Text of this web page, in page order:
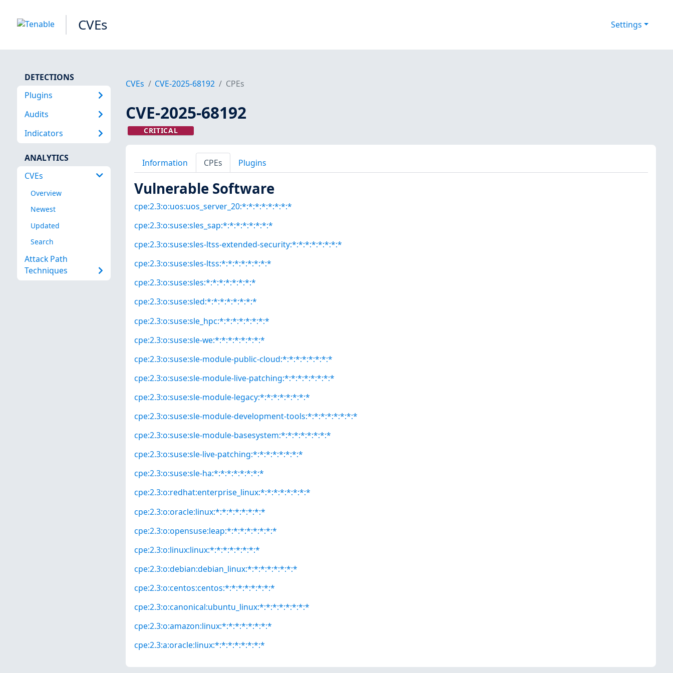
CVEs Settings
DETECTIONS
Plugins
Audits
Indicators
ANALYTICS
CVEs
Overview
Newest
Updated
Search
Attack Path
Techniques
CVEs CVE-2025-68192 CPEs
CVE-2025-68192
CRITICAL
Information CPEs Plugins
Vulnerable Software
cpe:2.3:o:uos:uos_server_20:*:*:*:*:*:*:*:*
cpe:2.3:o:suse:sles_sap:*:*:*:*:*:*:*:*
cpe:2.3:o:suse:sles-ltss-extended-security:*:*:*:*:*:*:*:*
cpe:2.3:o:suse:sles-ltss:*:*:*:*:*:*:*:*
cpe:2.3:o:suse:sles:*:*:*:*:*:*:*:*
cpe:2.3:o:suse:sled:*:*:*:*:*:*:*:*
cpe:2.3:o:suse:sle_hpc:*:*:*:*:*:*:*:*
cpe:2.3:o:suse:sle-we:*:*:*:*:*:*:*:*
cpe:2.3:o:suse:sle-module-public-cloud:*:*:*:*:*:*:*:*
cpe:2.3:o:suse:sle-module-live-patching:*:*:*:*:*:*:*:*
cpe:2.3:o:suse:sle-module-legacy:*:*:*:*:*:*:*:*
cpe:2.3:o:suse:sle-module-development-tools:*:*:*:*:*:*:*:*
cpe:2.3:o:suse:sle-module-basesystem:*:*:*:*:*:*:*:*
cpe:2.3:o:suse:sle-live-patching:*:*:*:*:*:*:*:*
cpe:2.3:o:suse:sle-ha:*:*:*:*:*:*:*:*
cpe:2.3:o:redhat:enterprise_linux:*:*:*:*:*:*:*:*
cpe:2.3:o:oracle:linux:*:*:*:*:*:*:*:*
cpe:2.3:o:opensuse:leap:*:*:*:*:*:*:*:*
cpe:2.3:o:linux:linux:*:*:*:*:*:*:*:*
cpe:2.3:o:debian:debian_linux:*:*:*:*:*:*:*:*
cpe:2.3:o:centos:centos:*:*:*:*:*:*:*:*
cpe:2.3:o:canonical:ubuntu_linux:*:*:*:*:*:*:*:*
cpe:2.3:o:amazon:linux:*:*:*:*:*:*:*:*
cpe:2.3:a:oracle:linux:*:*:*:*:*:*:*:*